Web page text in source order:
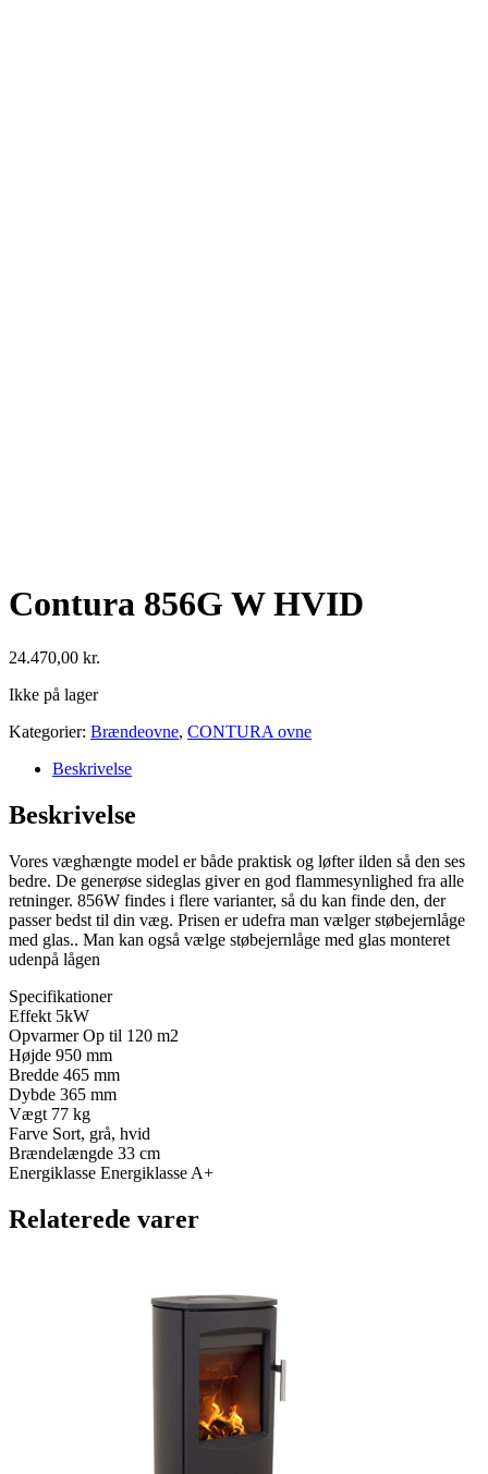
Contura 856G W HVID
24.470,00 kr.
Ikke på lager
Kategorier: Brændeovne, CONTURA ovne
Beskrivelse
Beskrivelse
Vores væghængte model er både praktisk og løfter ilden så den ses
bedre. De generøse sideglas giver en god flammesynlighed fra alle
retninger. 856W findes i flere varianter, så du kan finde den, der
passer bedst til din væg. Prisen er udefra man vælger støbejernlåge
med glas.. Man kan også vælge støbejernlåge med glas monteret
udenpå lågen
Specifikationer
Effekt 5kW
Opvarmer Op til 120 m2
Højde 950 mm
Bredde 465 mm
Dybde 365 mm
Vægt 77 kg
Farve Sort, grå, hvid
Brændelængde 33 cm
Energiklasse Energiklasse A+
Relaterede varer